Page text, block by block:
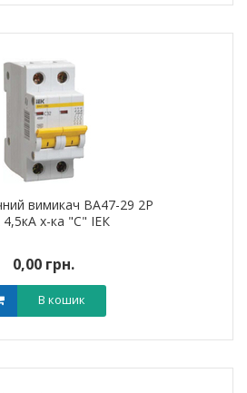
вимикач ВА47-29 2Р
4,5кА х-ка "С" ІЕК
0,00 грн.
В кошик